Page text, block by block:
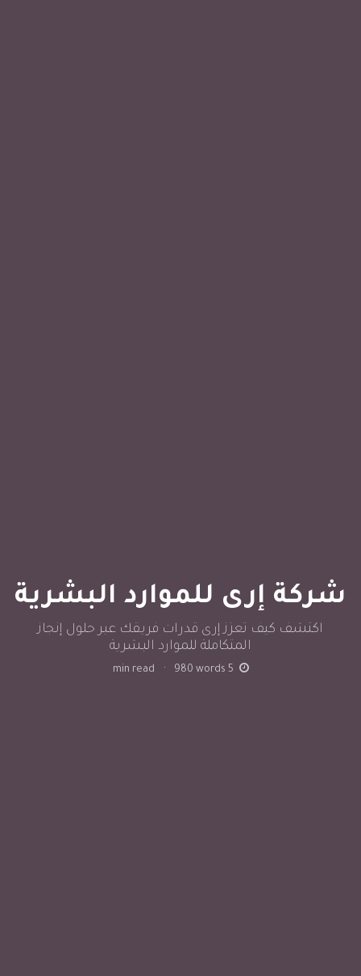
شركة إرى للموارد البشرية
اكتشف كيف تعزز إرى قدرات فريقك عبر حلول إنجاز
المتكاملة للموارد البشرية
5
min read · 980 words